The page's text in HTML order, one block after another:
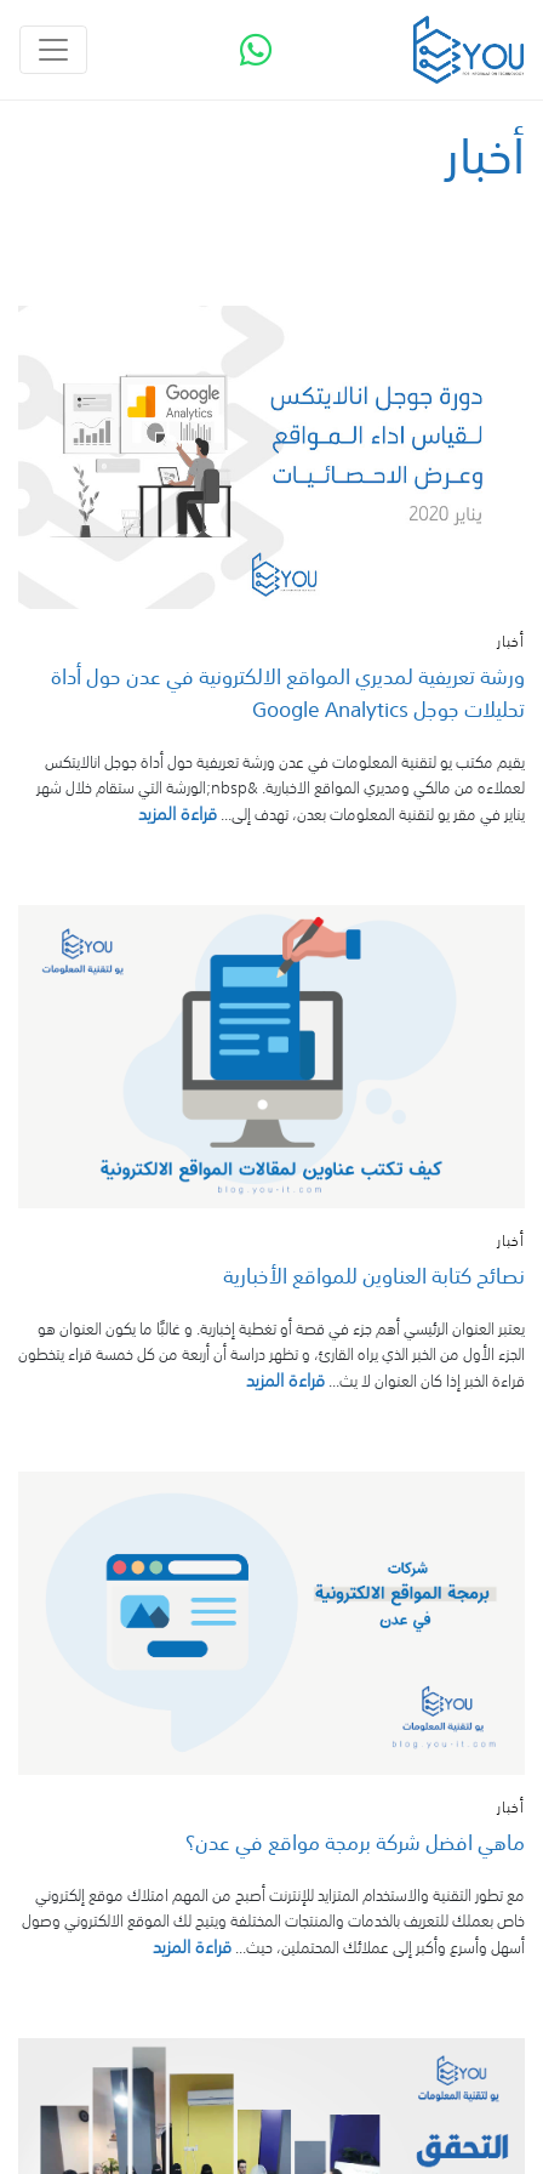
أخبار
أخبار
ورشة تعريفية لمديري المواقع الالكترونية في عدن حول أداة
تحليلات جوجل Google Analytics
يقيم مكتب يو لتقنية المعلومات في عدن ورشة تعريفية حول أداة جوجل انالايتكس
لعملاءه من مالكي ومديري المواقع الاخبارية. &nbsp;الورشة التي ستقام خلال شهر
يناير في مقر يو لتقنية المعلومات بعدن، تهدف إلى...قراءة المزيد
أخبار
نصائح كتابة العناوين للمواقع الأخبارية
يعتبر العنوان الرئيسي أهم جزء في قصة أو تغطية إخبارية. و غالبًا ما يكون العنوان هو
الجزء الأول من الخبر الذي يراه القارئ، و تظهر دراسة أن أربعة من كل خمسة قراء يتخطون
قراءة الخبر إذا كان العنوان لا يث...قراءة المزيد
أخبار
ماهي افضل شركة برمجة مواقع في عدن؟
مع تطور التقنية والاستخدام المتزايد للإنترنت أصبح من المهم امتلاك موقع إلكتروني
خاص بعملك للتعريف بالخدمات والمنتجات المختلفة ويتيح لك الموقع الالكتروني وصول
أسهل وأسرع وأكبر إلى عملائك المحتملين، حيث...قراءة المزيد